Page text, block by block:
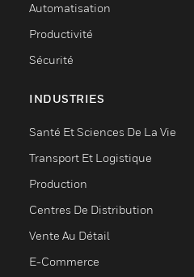
Automatisation
Productivité
Sécurité
INDUSTRIES
Santé Et Sciences De La Vie
Transport Et Logistique
Production
Centres De Distribution
Vente Au Détail
E-Commerce